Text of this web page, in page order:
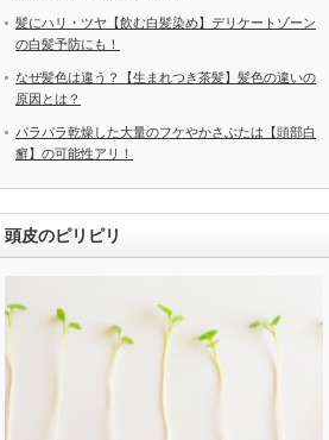
髪にハリ・ツヤ【飲む白髪染め】デリケートゾーン
の白髪予防にも！
なぜ髪色は違う？【生まれつき茶髪】髪色の違いの
原因とは？
パラパラ乾燥した大量のフケやかさぶたは【頭部白
癬】の可能性アリ！
頭皮のピリピリ